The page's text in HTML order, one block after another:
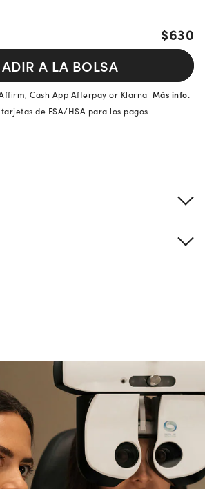
$630
A LA BOLSA
Cash App Afterpay or Klarna Más info.
de FSA/HSA para los pagos